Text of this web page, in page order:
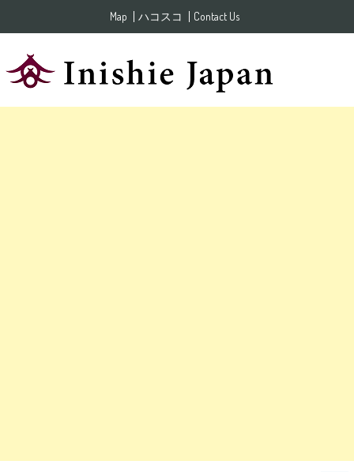
Map ハコスコ Contact Us